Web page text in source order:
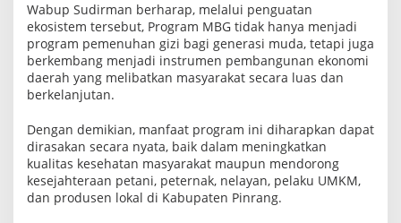
Wabup Sudirman berharap, melalui penguatan
ekosistem tersebut, Program MBG tidak hanya menjadi
program pemenuhan gizi bagi generasi muda, tetapi juga
berkembang menjadi instrumen pembangunan ekonomi
daerah yang melibatkan masyarakat secara luas dan
berkelanjutan.
Dengan demikian, manfaat program ini diharapkan dapat
dirasakan secara nyata, baik dalam meningkatkan
kualitas kesehatan masyarakat maupun mendorong
kesejahteraan petani, peternak, nelayan, pelaku UMKM,
dan produsen lokal di Kabupaten Pinrang.